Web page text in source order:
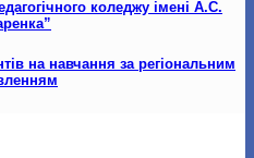
коледжу імені А.С.
на навчання за регіональним